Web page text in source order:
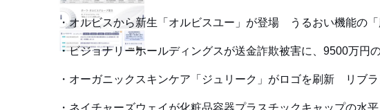
オルビスから新生「オルビスユー」が登場 うるおい機能の「
ビジョナリーホールディングスが送金詐欺被害に、9500万円
オーガニックスキンケア「ジュリーク」がロゴを刷新 リブ
ネイチャーズウェイが化粧品容器プラスチックキャップの水